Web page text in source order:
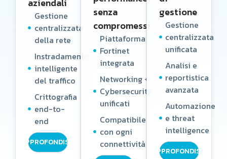
aziendali
Gestione
centralizzata
della rete
Instradamento
intelligente
del traffico
Crittografia
end-to-
end
APPROFONDISCI
senza
compromessi
Piattaforma
Fortinet
integrata
Networking +
Cybersecurity
unificati
Compatibile
con ogni
connettività
gestione
Gestione
centralizzata
unificata
Analisi e
reportistica
avanzata
Automazione
e threat
intelligence
APPROFONDISCI